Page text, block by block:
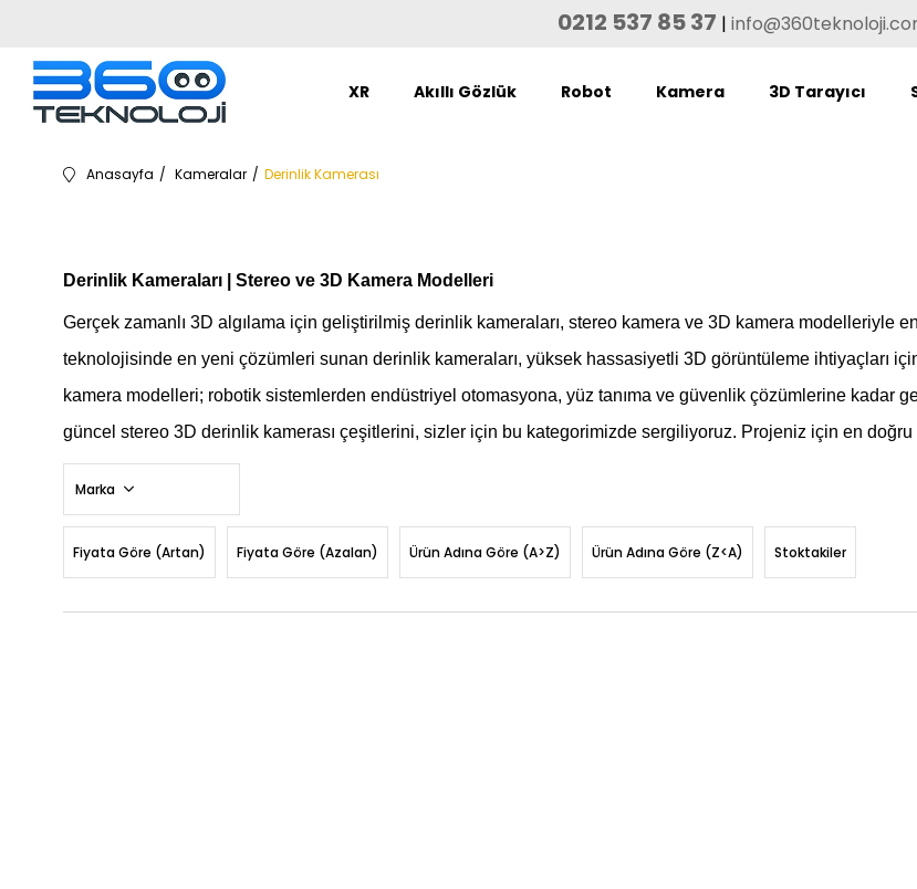
0212 537 85 37 |
XR Akıllı Gözlük Robot Kamera 3D Tarayıcı
Anasayfa Kameralar Derinlik Kamerası
Derinlik Kameraları | Stereo ve 3D Kamera Modelleri
Gerçek zamanlı 3D algılama için geliştirilmiş derinlik kameraları, stereo kamera ve 3D kamera modelleriyle
teknolojisinde en yeni çözümleri sunan derinlik kameraları, yüksek hassasiyetli 3D görüntüleme ihtiyaçları
kamera modelleri; robotik sistemlerden endüstriyel otomasyona, yüz tanıma ve güvenlik çözümlerine kadar
güncel stereo 3D derinlik kamerası çeşitlerini, sizler için bu kategorimizde sergiliyoruz. Projeniz için en doğru
Marka
Fiyata Göre (Artan) Fiyata Göre (Azalan) Ürün Adına Göre (A>Z) Ürün Adına Göre (Z<A) Stoktakiler